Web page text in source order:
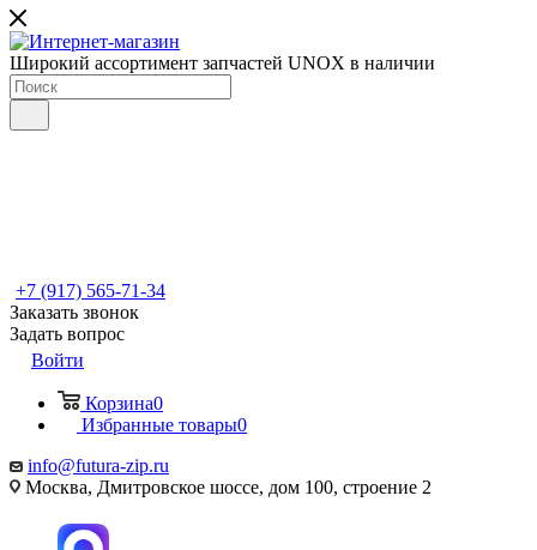
Широкий ассортимент запчастей UNOX в наличии
+7 (917) 565-71-34
Заказать звонок
Задать вопрос
Войти
Корзина0
Избранные товары0
info@futura-zip.ru
Москва, Дмитровское шоссе, дом 100, строение 2